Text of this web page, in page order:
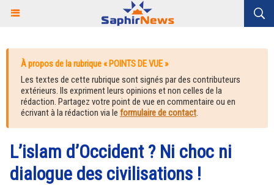
À propos de la rubrique « POINTS DE VUE »
Les textes de cette rubrique sont signés par des contributeurs
extérieurs. Ils expriment leurs opinions et non celles de la
rédaction. Partagez votre point de vue en commentaire ou en
écrivant à la rédaction via le formulaire de contact.
L’islam d’Occident ? Ni choc ni
dialogue des civilisations !